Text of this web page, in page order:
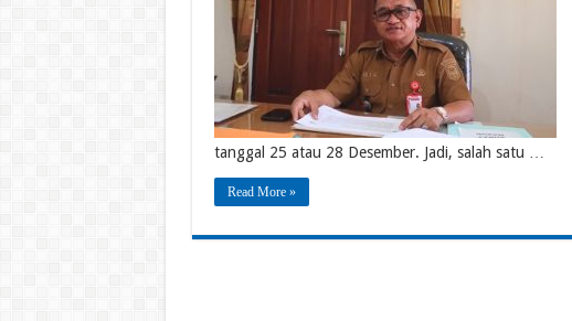
tanggal 25 atau 28 Desember. Jadi, salah satu …
Read More »